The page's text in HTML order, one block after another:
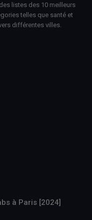
listes des 10 meilleurs
telles que santé et
différentes villes.
à Paris [2024]